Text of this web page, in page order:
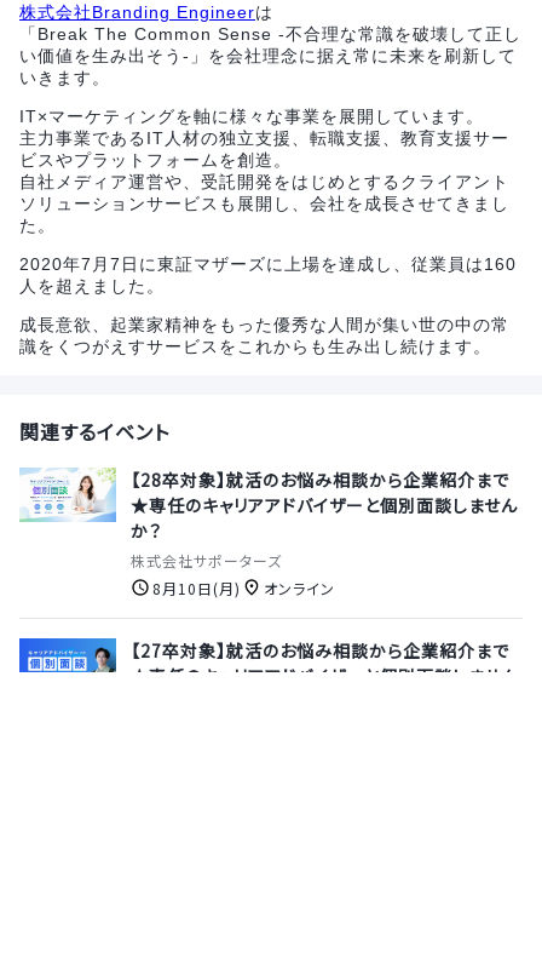
株式会社Branding Engineerは
「Break The Common Sense -不合理な常識を破壊して正し
い価値を生み出そう-」を会社理念に据え常に未来を刷新して
いきます。
IT×マーケティングを軸に様々な事業を展開しています。
主力事業であるIT人材の独立支援、転職支援、教育支援サー
ビスやプラットフォームを創造。
自社メディア運営や、受託開発をはじめとするクライアント
ソリューションサービスも展開し、会社を成長させてきまし
た。
2020年7月7日に東証マザーズに上場を達成し、従業員は160
人を超えました。
成長意欲、起業家精神をもった優秀な人間が集い世の中の常
識をくつがえすサービスをこれからも生み出し続けます。
関連するイベント
【28卒対象】就活のお悩み相談から企業紹介まで
★専任のキャリアアドバイザーと個別面談しません
か？
株式会社サポーターズ
8月10日(月)
オンライン
【27卒対象】就活のお悩み相談から企業紹介まで
★専任のキャリアアドバイザーと個別面談しません